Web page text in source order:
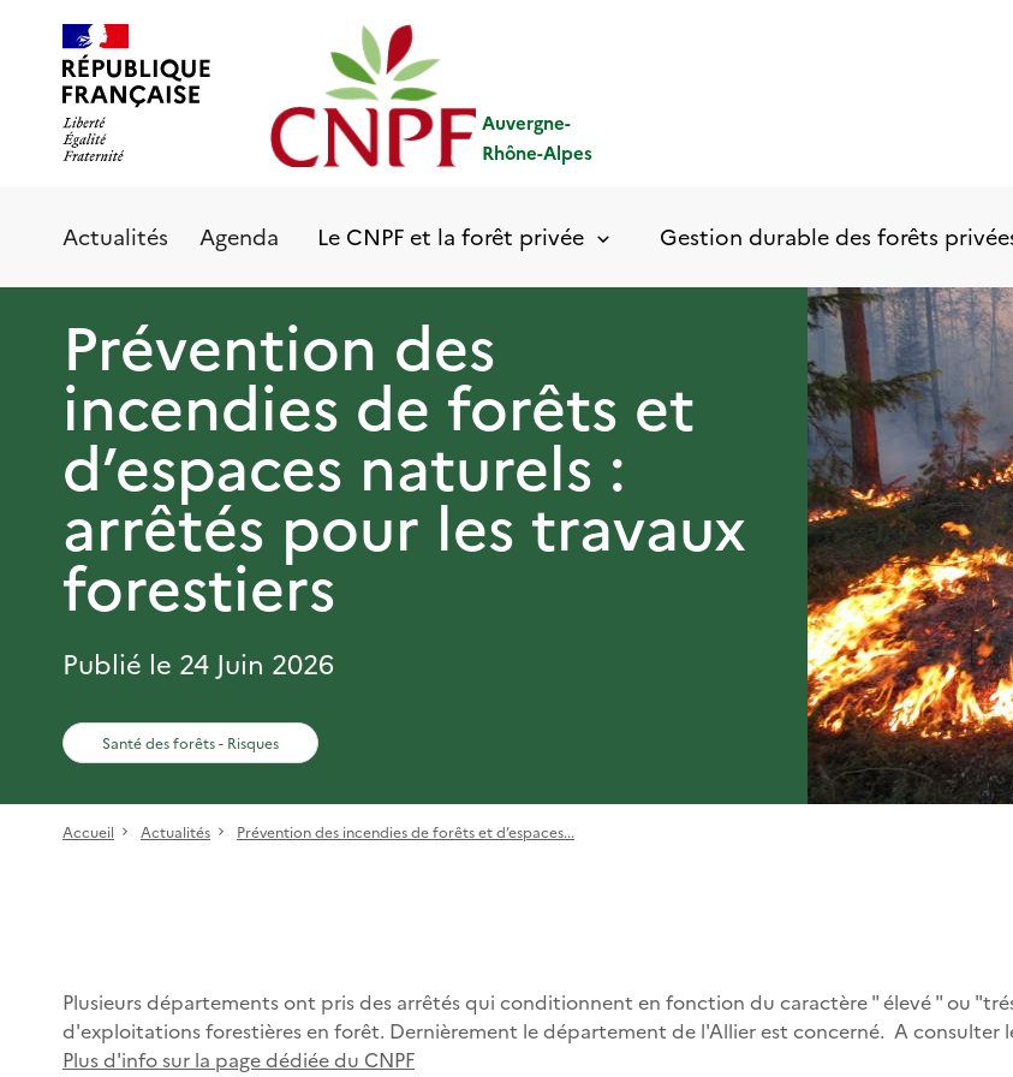
contenu
principal
Auvergne-
Rhône-Alpes
Actualités Agenda Le CNPF et la forêt privée Gestion durable des forêts
Prévention des
incendies de forêts et
d’espaces naturels :
arrêtés pour les travaux
forestiers
Publié le 24 Juin 2026
Santé des forêts - Risques
Accueil Actualités Prévention des incendies de forêts et d’espaces...
Plusieurs départements ont pris des arrêtés qui conditionnent en fonction du caractère " élevé " ou
d'exploitations forestières en forêt. Dernièrement le département de l'Allier est concerné. A consulter
Plus d'info sur la page dédiée du CNPF